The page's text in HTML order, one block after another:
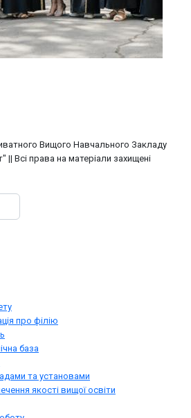
Вищого Навчального Закладу
|| Всі права на матеріали захищені
про філію
база
та установами
якості вищої освіти